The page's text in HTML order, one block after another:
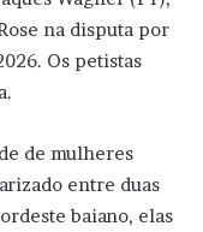
na disputa por
Os petistas
de mulheres
entre duas
baiano, elas